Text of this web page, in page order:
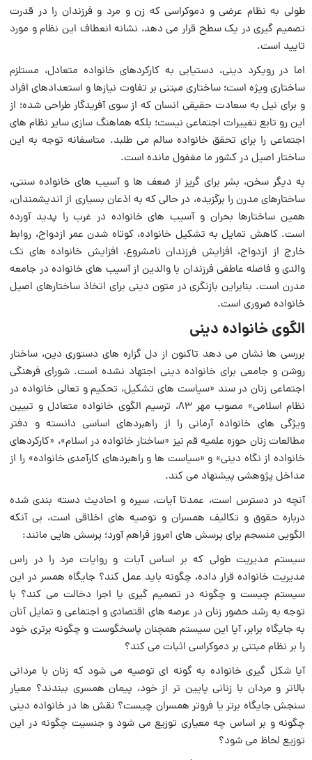
طولی به نظام عرضی و دموکراسی که زن و مرد و فرزندان را در قدرت
تصمیم گیری در یک سطح قرار می دهد، نشانه انعطاف این نظام و مورد
تایید است.
اما در رویکرد دینی، دستیابی به کارکردهای خانواده متعادل، مستلزم
ساختاری ویژه است؛ ساختاری مبتنی بر تفاوت نیازها و استعدادهای افراد
و برای نیل به سعادت حقیقی انسان که از سوی آفریدگار طراحی شده؛ از
این رو تابع تغییرات اجتماعی نیست؛ بلکه هماهنگ سازی سایر نظام های
اجتماعی را برای تحقق خانواده سالم می طلبد. متاسفانه توجه به این
ساختار اصیل در کشور ما مغفول مانده است.
به دیگر سخن، بشر برای گریز از ضعف ها و آسیب های خانواده سنتی،
ساختارهای مدرن را برگزیده، در حالی که به اذعان بسیاری از اندیشمندان،
همین ساختارها بحران و آسیب های خانواده در غرب را پدید آورده
است. کاهش تمایل به تشکیل خانواده، کوتاه شدن عمر ازدواج، روابط
خارج از ازدواج، افزایش فرزندان نامشروع، افزایش خانواده های تک
والدی و فاصله عاطفی فرزندان با والدین از آسیب های خانواده در جامعه
مدرن است. بنابراین بازنگری در متون دینی برای اتخاذ ساختارهای اصیل
خانواده ضروری است.
الگوی خانواده دینی
بررسی ها نشان می دهد تاکنون از دل گزاره های دستوری دین، ساختار
روشن و جامعی برای خانواده دینی اجتهاد نشده است. شورای فرهنگی
اجتماعی زنان در سند «سیاست های تشکیل، تحکیم و تعالی خانواده در
نظام اسلامی» مصوب مهر ۸۳، ترسیم الگوی خانواده متعادل و تبیین
ویژگی های خانواده آرمانی را از راهبردهای اساسی دانسته و دفتر
مطالعات زنان حوزه علمیه قم نیز «ساختار خانواده در اسلام»، «کارکردهای
خانواده از نگاه دینی» و «سیاست ها و راهبردهای کارآمدی خانواده» را از
مداخل پژوهشی پیشنهاد می کند.
آنچه در دسترس است، عمدتا آیات، سیره و احادیث دسته بندی شده
درباره حقوق و تکالیف همسران و توصیه های اخلاقی است، بی آنکه
الگویی منسجم برای پرسش های امروز فراهم آورد؛ پرسش هایی مانند:
سیستم مدیریت طولی که بر اساس آیات و روایات مرد را در راس
مدیریت خانواده قرار داده، چگونه باید عمل کند؟ جایگاه همسر در این
سیستم چیست و چگونه در تصمیم گیری یا اجرا دخالت می کند؟ با
توجه به رشد حضور زنان در عرصه های اقتصادی و اجتماعی و تمایل آنان
به جایگاه برابر، آیا این سیستم همچنان پاسخگوست و چگونه برتری خود
را بر نظام مبتنی بر دموکراسی اثبات می کند؟
آیا شکل گیری خانواده به گونه ای توصیه می شود که زنان با مردانی
بالاتر و مردان با زنانی پایین تر از خود، پیمان همسری ببندند؟ معیار
سنجش جایگاه برتر یا فروتر همسران چیست؟ نقش ها در خانواده دینی
چگونه و بر اساس چه معیاری توزیع می شود و جنسیت چگونه در این
توزیع لحاظ می شود؟